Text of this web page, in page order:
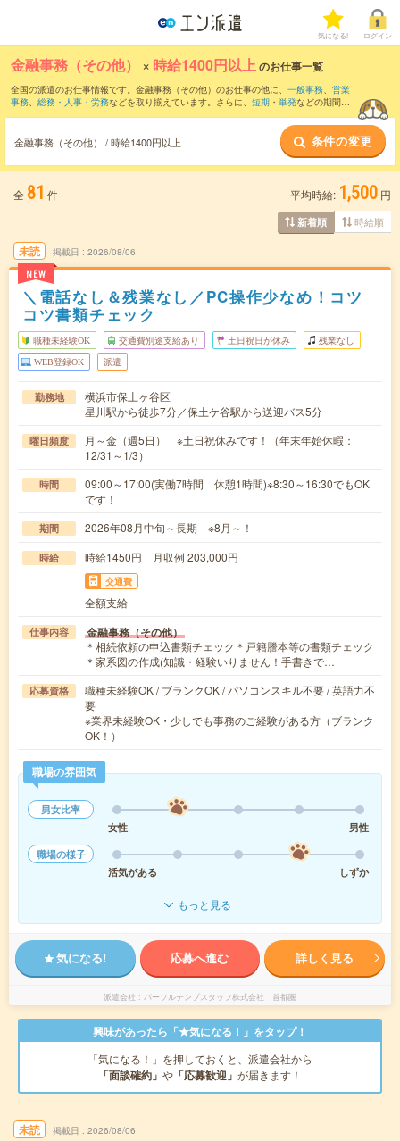
気になる! ログイン
金融事務（その他） × 時給1400円以上のお仕事一覧
全国の派遣のお仕事情報です。金融事務（その他）のお仕事の他に、 一般事務、 営業
事務、 総務・人事・労務などを取り揃えています。さらに、 短期 ・ 単発などの期間
金融事務（その他） / 時給1400円以上 条件の変更
全 81 件 平均時給: 1,500 円
新着順 時給順
未読
NEW
掲載日 2026/08/06
＼電話なし＆残業なし／PC操作少なめ！コツ
コツ書類チェック
職種未経験OK 交通費別途支給あり 土日祝日が休み 残業なし
WEB登録OK 派遣
勤務地
横浜市保土ヶ谷区
星川駅から徒歩7分／保土ケ谷駅から送迎バス5分
曜日頻度
月～金（週5日） ※土日祝休みです！（年末年始休暇：
12/31～1/3）
時間
09:00～17:00(実働7時間 休憩1時間)※8:30～16:30でもOK
です！
期間 2026年08月中旬～長期 ※8月～！
時給 時給1450円 月収例 203,000円
交通費
全額支給
仕事内容 金融事務（その他）
＊相続依頼の申込書類チェック＊戸籍謄本等の書類チェック
＊家系図の作成(知識・経験いりません！手書きで…
応募資格
職種未経験OK / ブランクOK / パソコンスキル不要 / 英語力不
要
※業界未経験OK・少しでも事務のご経験がある方（ブランク
OK！）
職場の雰囲気
男女比率
女性
男性
職場の様子
活気がある
しずか
もっと見る
気になる! 応募へ進む 詳しく見る
派遣会社 パーソルテンプスタッフ株式会社 首都圏
興味があったら「★気になる！」をタップ！
「気になる！」を押しておくと、派遣会社から
「面談確約」 や 「応募歓迎」 が届きます！
未読 掲載日 2026/08/06